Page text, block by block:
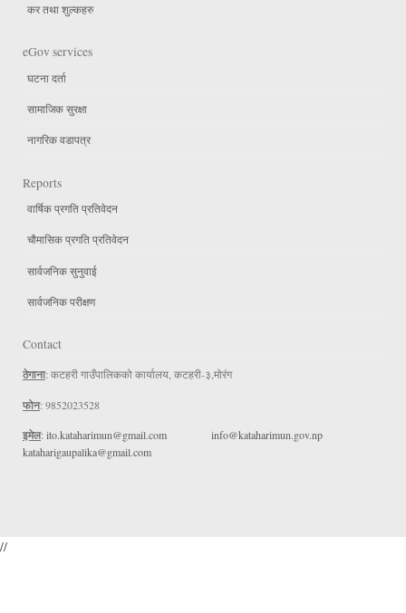
कर तथा शुल्कहरु
eGov services
घटना दर्ता
सामाजिक सुरक्षा
नागरिक वडापत्र
Reports
वार्षिक प्रगति प्रतिवेदन
चौमासिक प्रगति प्रतिवेदन
सार्वजनिक सुनुवाई
सार्वजनिक परीक्षण
Contact
ठेगाना: कटहरी गाउँपालिकको कार्यालय, कटहरी-३,मोरंग
फोन: 9852023528
इमेल: ito.kataharimun@gmail.com
info@kataharimun.gov.np
kataharigaupalika@gmail.com
//